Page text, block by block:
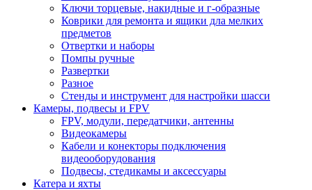
Ключи торцевые, накидные и г-образные
Коврики для ремонта и ящики дла мелких
предметов
Отвертки и наборы
Помпы ручные
Развертки
Разное
Стенды и инструмент для настройки шасси
Камеры, подвесы и FPV
FPV, модули, передатчики, антенны
Видеокамеры
Кабели и конекторы подключения
видеооборудования
Подвесы, стедикамы и аксессуары
Катера и яхты